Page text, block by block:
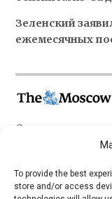
To provide the best
store and/or access
Зеленский
ежемесячных
О нас
Политика
iOS